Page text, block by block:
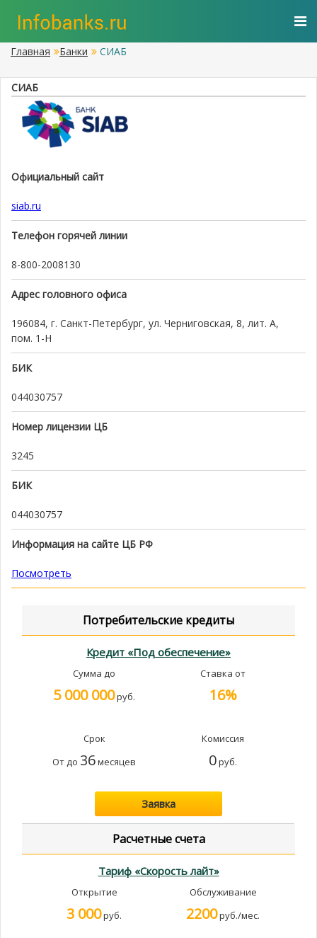
Главная Банки СИАБ
СИАБ
Официальный сайт
siab.ru
Телефон горячей линии
8-800-2008130
Адрес головного офиса
196084, г. Санкт-Петербург, ул. Черниговская, 8, лит. А,
пом. 1-Н
БИК
044030757
Номер лицензии ЦБ
3245
БИК
044030757
Информация на сайте ЦБ РФ
Посмотреть
Потребительские кредиты
Кредит «Под обеспечение»
Сумма до
5 000 000руб.
Ставка от
16%
Срок
Отдо 36месяцев
Комиссия
0руб.
Заявка
Расчетные счета
Тариф «Скорость лайт»
Открытие
3 000руб.
Обслуживание
2200руб./мес.